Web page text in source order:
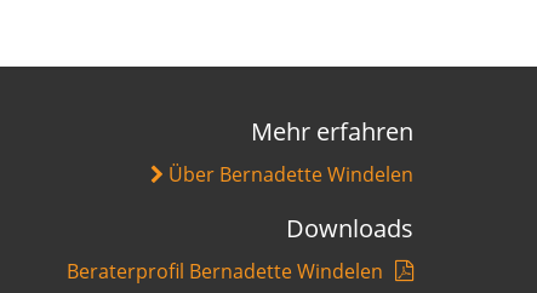
Mehr erfahren
Über Bernadette Windelen
Downloads
Beraterprofil Bernadette Windelen